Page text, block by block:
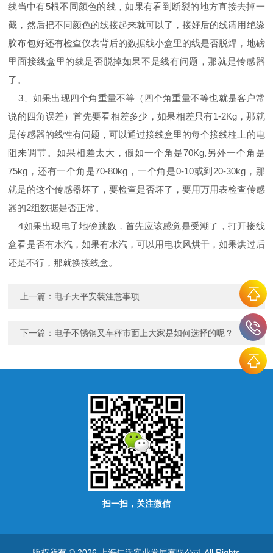
线当中有5根不同颜色的线，如果有看到断裂的地方直接去掉一
截，然后把不同颜色的线接起来就可以了，接好后的线请用绝缘
胶布包好还有检查仪表背后的数据线小盒里的线是否脱焊，地磅
里面接线盒里的线是否脱掉如果不是线有问题，那就是传感器
了。
3、如果出现四个角重量不等（四个角重量不等也就是客户常
说的四角误差）首先要看相差多少，如果相差只有1-2Kg，那就
是传感器的线性有问题，可以通过接线盒里的每个接线柱上的电
阻来调节。如果相差太大，假如一个角是70Kg,另外一个角是
75kg，还有一个角是70-80kg，一个角是0-10或到20-30kg，那
就是的这个传感器坏了，要检查是否坏了，要用万用表检查传感
器的2组数据是否正常。
4如果出现电子地磅跳数，首先应该感觉是受潮了，打开接线
盒看是否有水汽，如果有水汽，可以用电吹风烘干，如果烘过后
还是不行，那就换接线盒。
上一篇： 电子天平安装注意事项
下一篇： 电子不锈钢叉车秤市面上大家是如何选择的呢？
扫一扫，关注微信